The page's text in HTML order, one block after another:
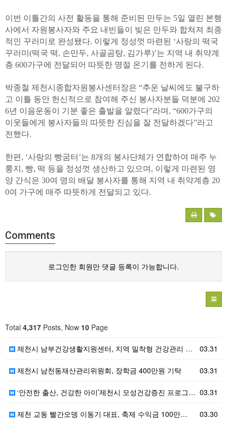
이번 이틀간의 사전 활동을 통해 준비된 만두는 5일 열린 본행
사에서 자원봉사자와 주요 내빈들이 빚은 만두와 합쳐져 최종
적인 꾸러미로 완성됐다. 이렇게 정성껏 마련된 ‘사랑의 떡국
꾸러미(떡국 떡, 손만두, 사골곰탕, 김가루)’는 지역 내 취약계
층 600가구에 전달되어 따뜻한 명절 온기를 전하게 된다.
박종철 제천시종합자원봉사센터장은 “추운 날씨에도 불구하
고 이틀 동안 헌신적으로 참여해 주신 봉사자분들 덕분에 202
6년 이음운동이 기분 좋은 출발을 알렸다”라며, “600가구의
이웃들에게 봉사자들의 따뜻한 진심을 잘 전달하겠다”라고
전했다.
한편, ‘사랑의 빵굼터’는 8개의 봉사단체가 연합하여 매주 누
룽지, 빵, 떡 등을 정성껏 생산하고 있으며, 이렇게 마련된 영
양 간식은 30여 명의 배달 봉사자를 통해 지역 내 취약계층 20
0여 가구에 매주 따뜻하게 전달되고 있다.
Comments
로그인한 회원만 댓글 등록이 가능합니다.
Total 4,317 Posts, Now 10 Page
03.31
제천시 남부건강생활지원센터, 지역 밀착형 건강관리 거점…
03.31
제천시 남천동재산관리위원회, 장학금 400만원 기탁
03.31
‘안전한 출산, 건강한 아이’제천시 모성건강증진 프로그…
03.30
제천 교동 빨간오뎅 이동기 대표, 축제 수익금 100만…